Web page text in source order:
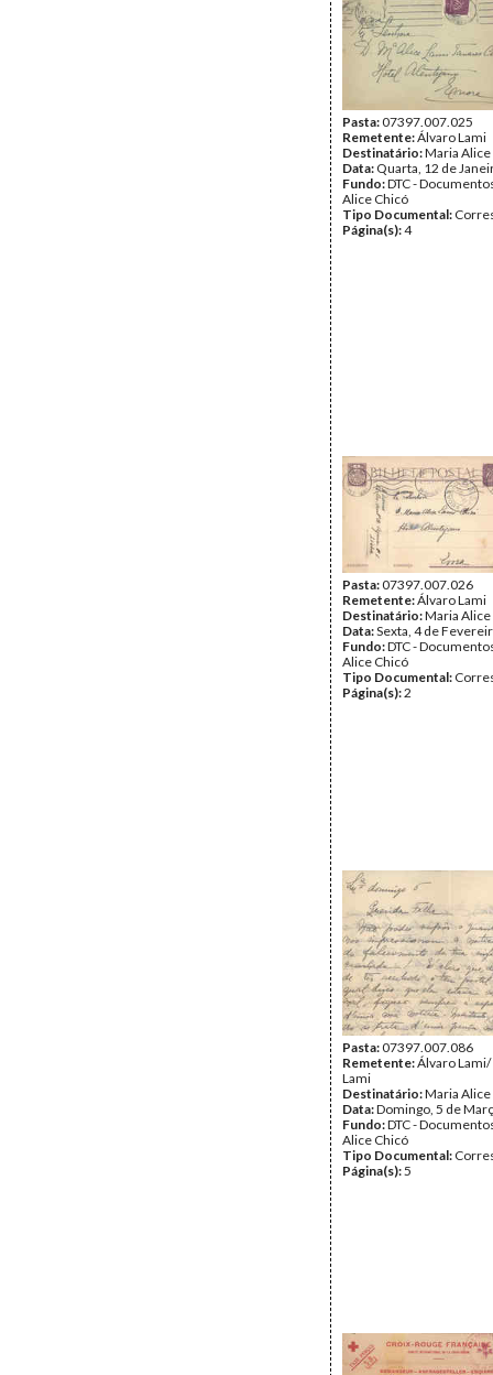
Pasta:07397.007.025
Remetente:Álvaro Lami
Destinatário:Maria Alice
Data: Quarta, 12 de
Fundo:DTC -
Alice Chicó
Tipo Documental:
Página(s):4
Pasta:07397.007.026
Remetente:Álvaro Lami
Destinatário:Maria Alice
Data:Sexta, 4 de
Fundo:DTC -
Alice Chicó
Tipo Documental:
Página(s):2
Pasta:07397.007.086
Remetente:Álvaro
Lami
Destinatário:Maria Alice
Data:Domingo, 5 de
Fundo:DTC -
Alice Chicó
Tipo Documental:
Página(s):5